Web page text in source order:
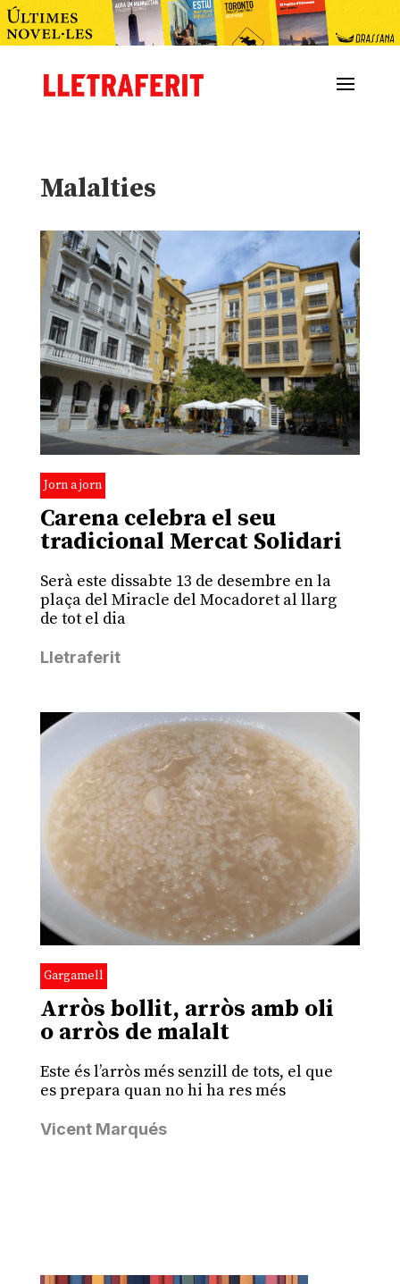
Malalties
Jorn a jorn
Carena celebra el seu
tradicional Mercat Solidari
Serà este dissabte 13 de desembre en la
plaça del Miracle del Mocadoret al llarg
de tot el dia
Lletraferit
Gargamell
Arròs bollit, arròs amb oli
o arròs de malalt
Este és l’arròs més senzill de tots, el que
es prepara quan no hi ha res més
Vicent Marqués